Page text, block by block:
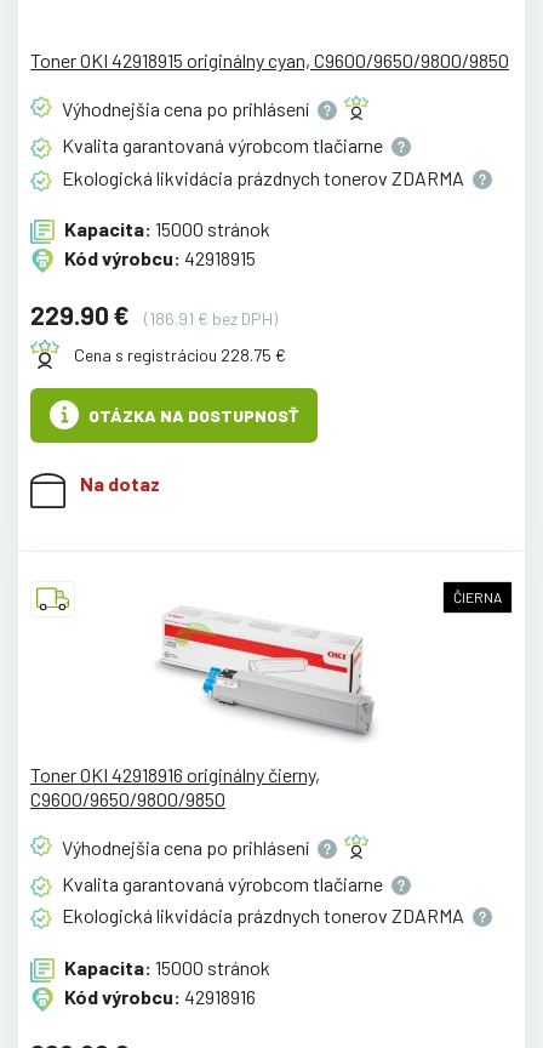
Toner OKI 42918915 originálny cyan, C9600/9650/9800/9850
Výhodnejšia cena po prihlásení
Kvalita garantovaná výrobcom tlačiarne
Ekologická likvidácia prázdnych tonerov ZDARMA
Kapacita: 15000 stránok
Kód výrobcu: 42918915
229.90 €
(186.91 € bez DPH)
Cena s registráciou 228.75 €
OTÁZKA NA DOSTUPNOSŤ
Na dotaz
ČIERNA
Toner OKI 42918916 originálny čierny,
C9600/9650/9800/9850
Výhodnejšia cena po prihlásení
Kvalita garantovaná výrobcom tlačiarne
Ekologická likvidácia prázdnych tonerov ZDARMA
Kapacita: 15000 stránok
Kód výrobcu: 42918916